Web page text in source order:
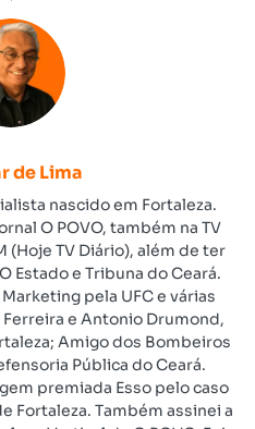
de Lima
nascido em Fortaleza.
O POVO, também na TV
(Hoje TV Diário), além de ter
Estado e Tribuna do Ceará.
pela UFC e várias
e Antonio Drumond,
Amigo dos Bombeiros
Pública do Ceará.
premiada Esso pelo caso
Fortaleza. Também assinei a